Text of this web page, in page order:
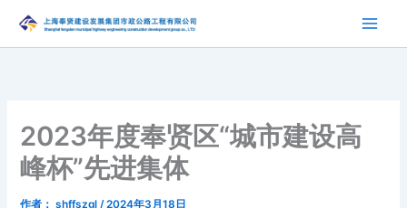
内
2023年度奉贤区“城市建设高
峰杯”先进集体
作者： shffszgl/2024年3月18日